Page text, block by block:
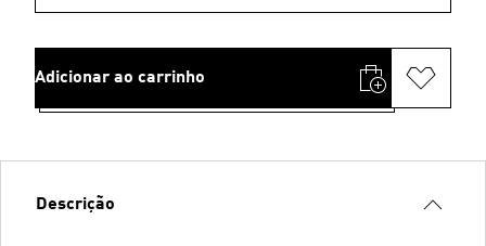
Adicionar ao carrinho
Descrição